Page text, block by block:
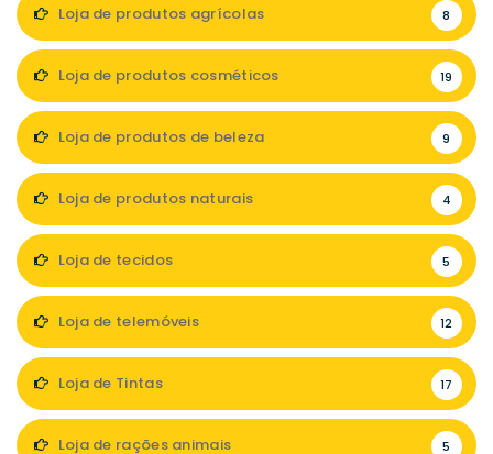
Loja de produtos agrícolas 8
Loja de produtos cosméticos 19
Loja de produtos de beleza 9
Loja de produtos naturais 4
Loja de tecidos 5
Loja de telemóveis 12
Loja de Tintas 17
Loja de rações animais 5